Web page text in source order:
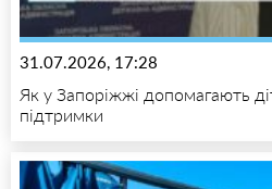
31.07.2026, 17:28
Як у Запоріжжі допомагають
підтримки